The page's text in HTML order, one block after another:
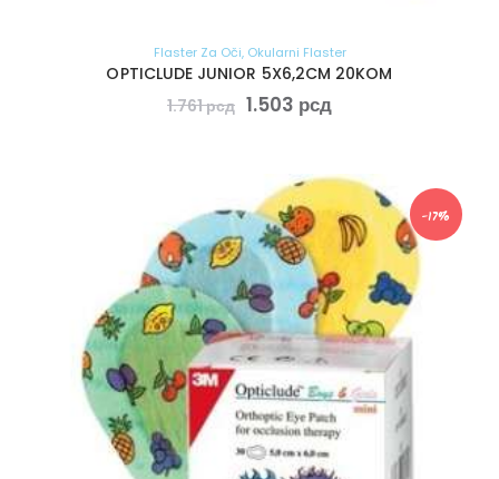
Flaster Za Oči, Okularni Flaster
OPTICLUDE JUNIOR 5X6,2CM 20KOM
1.761рсд 1.503 рсд
-17%